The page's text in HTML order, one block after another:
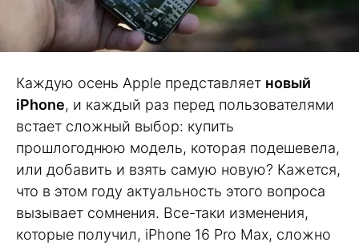
Каждую осень Apple представляет новый
iPhone, и каждый раз перед пользователями
встает сложный выбор: купить
прошлогоднюю модель, которая подешевела,
или добавить и взять самую новую? Кажется,
что в этом году актуальность этого вопроса
вызывает сомнения. Все-таки изменения,
которые получил, iPhone 16 Pro Max, сложно